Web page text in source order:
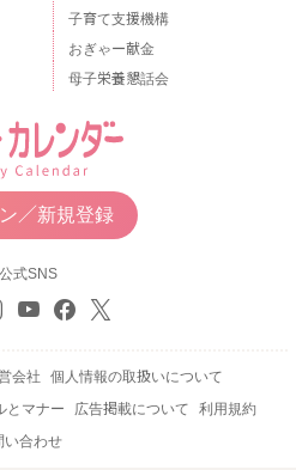
子育て支援機構
おぎゃー献金
母子栄養懇話会
／新規登録
公式SNS
会社
個人情報の取扱いについて
とマナー 広告掲載について
利用規約
い合わせ